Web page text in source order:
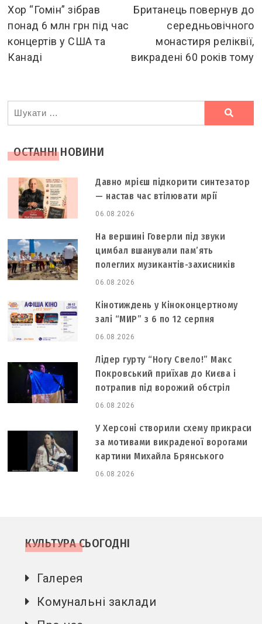
more
articles
Хор “Гомін” зібрав
понад 6 млн грн під час
концертів у США та
Канаді
Британець повернув до
середньовічного
монастиря реліквії,
викрадені 60 років тому
Ви
шукали
ОСТАННІ НОВИНИ
Давно мрієш підкорити синтезатор
— настав час втілювати мрії
06.08.2026
На вершині Говерли під звуки
цимбал вшанували пам’ять
полеглих музикантів-захисників
06.08.2026
Кінотиждень у Кіноконцертному
залі “МИР” з 6 по 12 серпня
06.08.2026
Лідер гурту “Ногу Свело!” Макс
Покровський приїхав до Києва і
потрапив під ворожий обстріл
06.08.2026
У Херсоні створили схему прикраси
за мотивами викраденої ворогами
картини Михайла Брянського
06.08.2026
КУЛЬТУРА СЬОГОДНІ
Галерея
Комунальні заклади